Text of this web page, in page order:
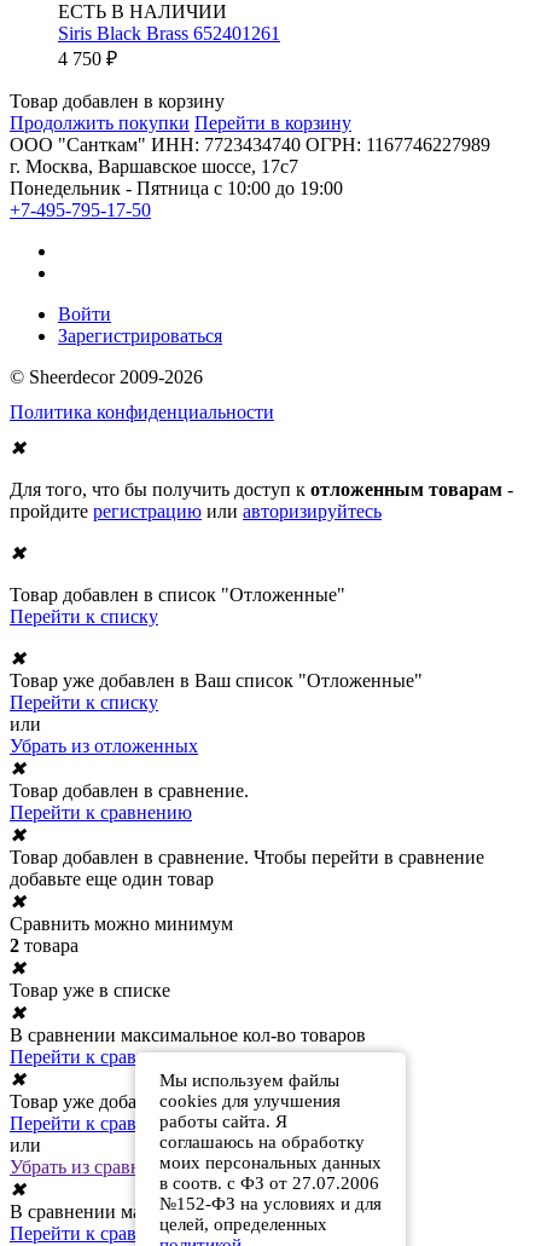
ЕСТЬ В НАЛИЧИИ
Siris Black Brass 652401261
4 750 ₽
Товар добавлен в корзину
Продолжить покупки Перейти в корзину
ООО "Санткам" ИНН: 7723434740 ОГРН: 1167746227989
г. Москва, Варшавское шоссе, 17с7
Понедельник - Пятница с 10:00 до 19:00
+7-495-795-17-50
Войти
Зарегистрироваться
© Sheerdecor 2009-2026
Политика конфиденциальности
Мы используем файлы
cookies для улучшения
работы сайта. Я
соглашаюсь на обработку
моих персональных данных
в соотв. с ФЗ от 27.07.2006
№152-ФЗ на условиях и для
целей, определенных
✖
Для того, что бы получить доступ к отложенным товарам -
пройдите регистрацию или авторизируйтесь
✖
Товар добавлен в список "Отложенные"
Перейти к списку
✖
Товар уже добавлен в Ваш список "Отложенные"
Перейти к списку
или
Убрать из отложенных
✖
Товар добавлен в сравнение.
Перейти к сравнению
✖
Товар добавлен в сравнение. Чтобы перейти в сравнение
добавьте еще один товар
✖
Сравнить можно минимум
2 товара
✖
Товар уже в списке
✖
В сравнении максимальное кол-во товаров
Перейти к сравнению
✖
Товар уже добавлен в сравнение
Перейти к сравнению
или
Убрать из сравнения
✖
В сравнении максимальное кол-во товаров
Перейти к сравнению